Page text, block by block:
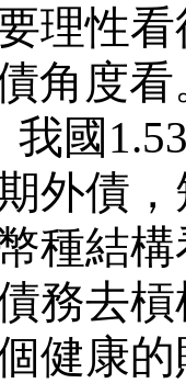
理性
角度
我國
外債
種結
務去
健康